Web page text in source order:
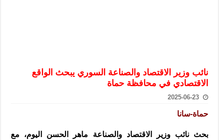
سوريا تبحث مع الإيسيسكو التعاون في البحث العلمي وحماية التراث
نائب وزير الاقتصاد والصناعة السوري يبحث الواقع
الاقتصادي في محافظة حماة
2025-06-23
حماة-سانا
بحث نائب وزير الاقتصاد والصناعة ماهر الحسن اليوم، مع